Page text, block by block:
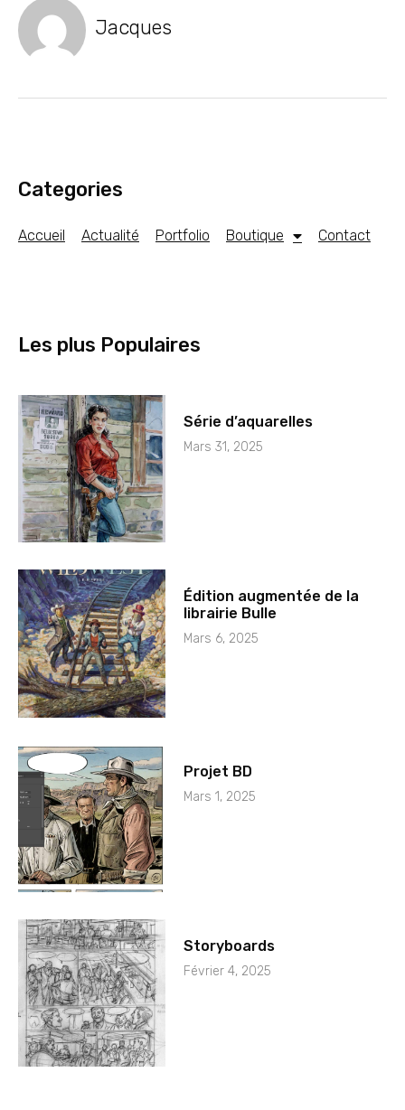
Jacques
Categories
Accueil Actualité Portfolio Boutique Contact
Les plus Populaires
Série d’aquarelles
Mars 31, 2025
Édition augmentée de la
librairie Bulle
Mars 6, 2025
Projet BD
Mars 1, 2025
Storyboards
Février 4, 2025